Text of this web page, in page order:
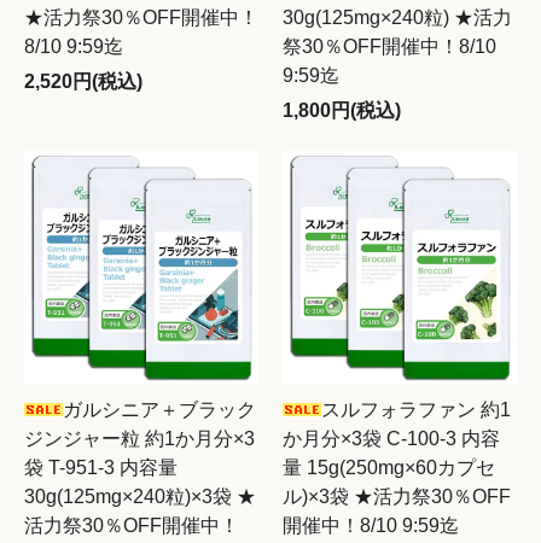
★活力祭30％OFF開催中！
8/10 9:59迄
2,520円(税込)
30g(125mg×240粒) ★活力
祭30％OFF開催中！8/10
9:59迄
1,800円(税込)
ガルシニア＋ブラック
ジンジャー粒 約1か月分×3
袋 T-951-3 内容量
30g(125mg×240粒)×3袋 ★
活力祭30％OFF開催中！
スルフォラファン 約1
か月分×3袋 C-100-3 内容
量 15g(250mg×60カプセ
ル)×3袋 ★活力祭30％OFF
開催中！8/10 9:59迄